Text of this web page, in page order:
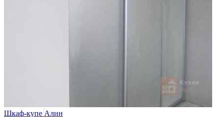
Шкаф-купе Алин